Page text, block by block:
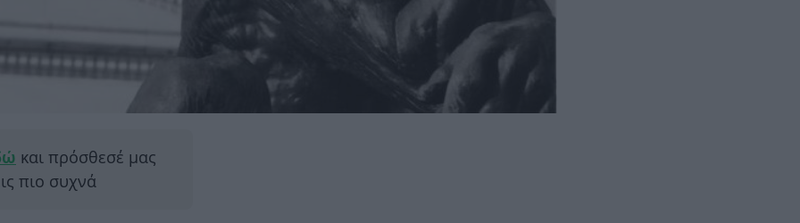
και πρόσθεσέ μας
πιο συχνά